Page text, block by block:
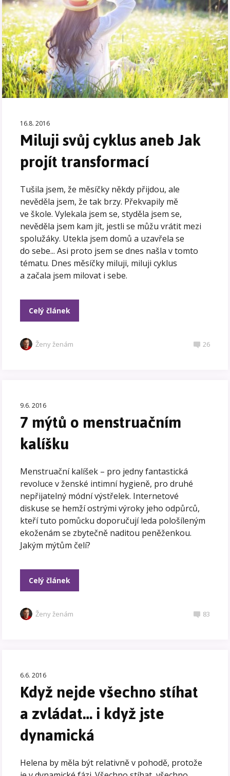
16.8. 2016
Miluji svůj cyklus aneb Jak
projít transformací
Tušila jsem, že měsíčky někdy přijdou, ale
nevěděla jsem, že tak brzy. Překvapily mě
ve škole. Vylekala jsem se, styděla jsem se,
nevěděla jsem kam jít, jestli se můžu vrátit mezi
spolužáky. Utekla jsem domů a uzavřela se
do sebe... Asi proto jsem se dnes našla v tomto
tématu. Dnes měsíčky miluji, miluji cyklus
a začala jsem milovat i sebe.
Celý článek
Ženy ženám 26
9.6. 2016
7 mýtů o menstruačním
kalíšku
Menstruační kalíšek – pro jedny fantastická
revoluce v ženské intimní hygieně, pro druhé
nepřijatelný módní výstřelek. Internetové
diskuse se hemží ostrými výroky jeho odpůrců,
kteří tuto pomůcku doporučují leda pološíleným
ekoženám se zbytečně naditou peněženkou.
Jakým mýtům čelí?
Celý článek
Ženy ženám 83
6.6. 2016
Když nejde všechno stíhat
a zvládat… i když jste
dynamická
Helena by měla být relativně v pohodě, protože